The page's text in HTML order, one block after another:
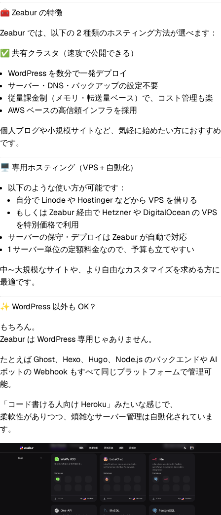
🧰 Zeabur の特徴
Zeabur では、以下の 2 種類のホスティング方法が選べます：
✅ 共有クラスタ（速攻で公開できる）
WordPress を数分で一発デプロイ
サーバー・DNS・バックアップの設定不要
従量課金制 （メモリ・転送量ベース）で、コスト管理も楽
AWS ベースの高信頼インフラを採用
個人ブログや小規模サイトなど、気軽に始めたい方におすすめ
です。
🖥 専用ホスティング（VPS＋自動化）
以下のような使い方が可能です：
自分で Linode や Hostinger などから VPS を借りる
もしくは Zeabur 経由で Hetzner や DigitalOcean の VPS
を特別価格で利用
サーバーの保守・デプロイは Zeabur が自動で対応
1 サーバー単位の定額料金なので、予算も立てやすい
中〜大規模なサイトや、より自由なカスタマイズを求める方に
最適です。
✨ WordPress 以外も OK？
もちろん。
Zeabur は WordPress 専用じゃありません。
たとえば Ghost、Hexo、Hugo、Node.js のバックエンドや AI
ボットの Webhook もすべて同じプラットフォームで管理可
能。
「コード書ける人向け Heroku」みたいな感じで、
柔軟性がありつつ、煩雑なサーバー管理は自動化されていま
す。